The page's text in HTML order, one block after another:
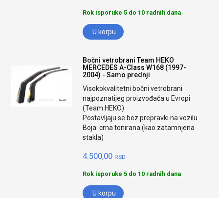
Rok isporuke 5 do 10 radnih dana
U korpu
Bočni vetrobrani Team HEKO
MERCEDES A-Class W168 (1997-
2004) - Samo prednji
Visokokvalitetni bočni vetrobrani
najpoznatijeg proizvođača u Evropi
(Team HEKO)
Postavljaju se bez prepravki na vozilu
Boja: crna tonirana (kao zatamnjena
stakla)
4.500,00 RSD.
Rok isporuke 5 do 10 radnih dana
U korpu